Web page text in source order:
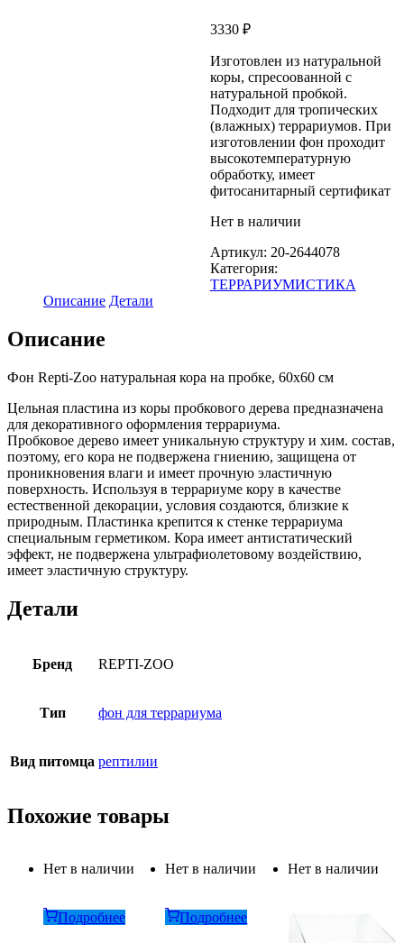
3330 ₽
Изготовлен из натуральной
коры, спресоованной с
натуральной пробкой.
Подходит для тропических
(влажных) террариумов. При
изготовлении фон проходит
высокотемпературную
обработку, имеет
фитосанитарный сертификат
Нет в наличии
Артикул: 20-2644078
Категория:
ТЕРРАРИУМИСТИКА
Описание Детали
Описание
Фон Repti-Zoo натуральная кора на пробке, 60х60 см
Цельная пластина из коры пробкового дерева предназначена
для декоративного оформления террариума.
Пробковое дерево имеет уникальную структуру и хим. состав,
поэтому, его кора не подвержена гниению, защищена от
проникновения влаги и имеет прочную эластичную
поверхность. Используя в террариуме кору в качестве
естественной декорации, условия создаются, близкие к
природным. Пластинка крепится к стенке террариума
специальным герметиком. Кора имеет антистатический
эффект, не подвержена ультрафиолетовому воздействию,
имеет эластичную структуру.
Детали
Бренд REPTI-ZOO
Тип фон для террариума
Вид питомца рептилии
Похожие товары
Нет в наличии
Подробнее
Нет в наличии
Подробнее
Нет в наличии